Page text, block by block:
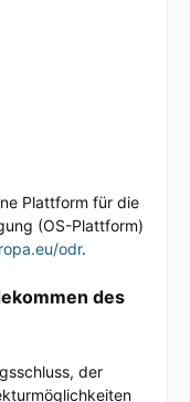
Plattform für die
(OS-Plattform)
odr.
des
der